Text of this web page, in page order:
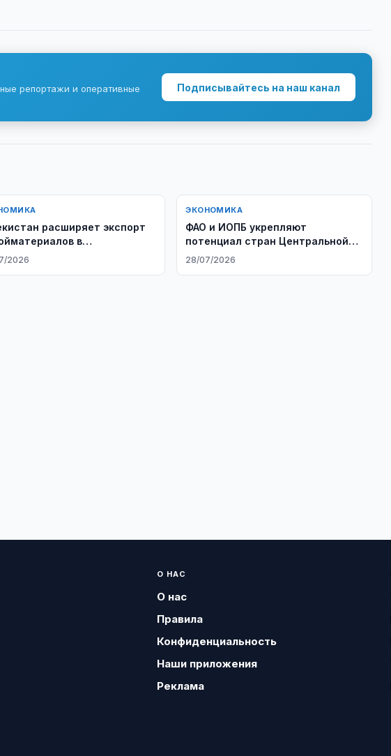
репортажи и оперативные
Подписывайтесь на наш канал
расширяет экспорт
в
2026
ЭКОНОМИКА
ФАО и ИОПБ укрепляют
потенциал стран Центральной
Азии в области мониторинга
28/07/2026
О НАС
О нас
Правила
Конфиденциальность
Наши приложения
Реклама